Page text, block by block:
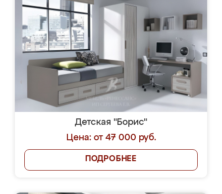
Детская "Борис"
Цена: от 47 000 руб.
ПОДРОБНЕЕ